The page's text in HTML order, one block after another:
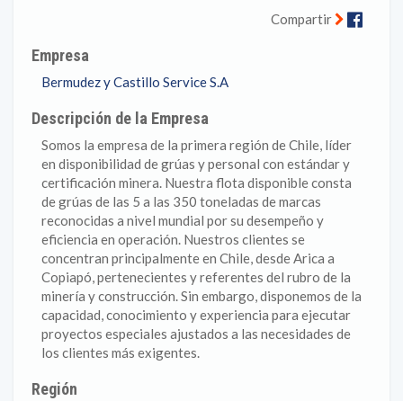
Compartir
Empresa
Bermudez y Castillo Service S.A
Descripción de la Empresa
Somos la empresa de la primera región de Chile, líder
en disponibilidad de grúas y personal con estándar y
certificación minera. Nuestra flota disponible consta
de grúas de las 5 a las 350 toneladas de marcas
reconocidas a nivel mundial por su desempeño y
eficiencia en operación. Nuestros clientes se
concentran principalmente en Chile, desde Arica a
Copiapó, pertenecientes y referentes del rubro de la
minería y construcción. Sin embargo, disponemos de la
capacidad, conocimiento y experiencia para ejecutar
proyectos especiales ajustados a las necesidades de
los clientes más exigentes.
Región